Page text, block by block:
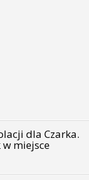
dla Czarka.
w miejsce